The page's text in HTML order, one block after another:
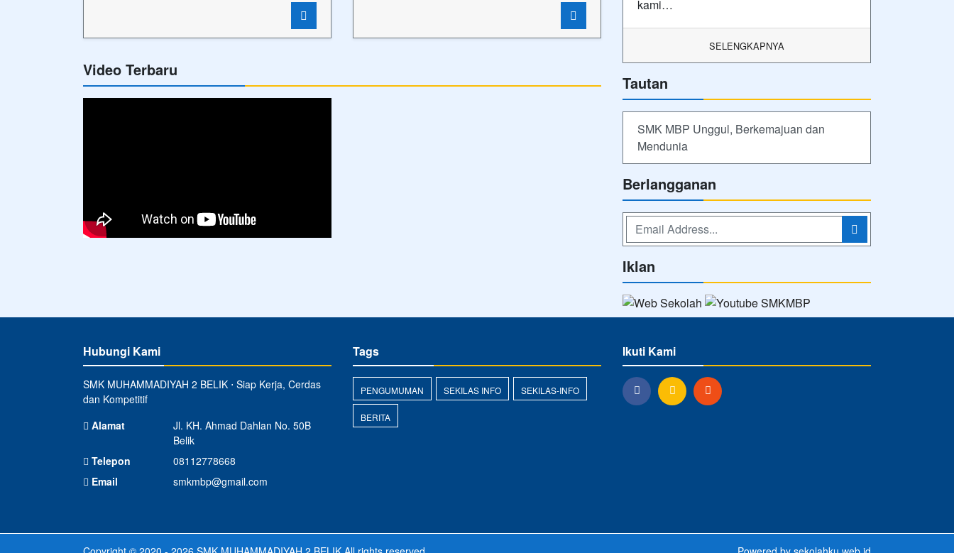
Video Terbaru
kami…
SELENGKAPNYA
Tautan
SMK MBP Unggul, Berkemajuan dan
Mendunia
Berlangganan
Iklan
Hubungi Kami
SMK MUHAMMADIYAH 2 BELIK ⋅ Siap Kerja, Cerdas
dan Kompetitif
Alamat
Jl. KH. Ahmad Dahlan No. 50B
Belik
Telepon
08112778668
Email
smkmbp@gmail.com
Tags
PENGUMUMAN SEKILAS INFO SEKILAS-INFO
BERITA
Ikuti Kami